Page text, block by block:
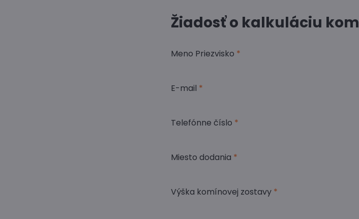
Žiadosť o kalkuláciu
Meno Priezvisko *
E-mail *
Telefónne číslo *
Miesto dodania *
Výška komínovej zostavy *